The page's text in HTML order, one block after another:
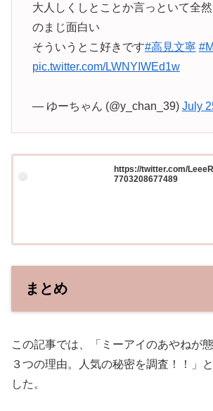
大人しくしとことか言っといて全
のまじ面白い
そういうとこ好きです#高見文寧
pic.twitter.com/LWNYIWEd1w
— ゆーちゃん (@y_chan_39) July
https://twitter.com/
7703208677489
まとめ
この記事では、「ミーアイのあやねが
３つの理由。人気の秘密を調査！！」
した。